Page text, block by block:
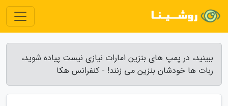
ببینید، در پمپ های بنزین امارات نیازی نیست پیاده شوید،
ربات ها خودشان بنزین می زنند! - کنفرانس هکا